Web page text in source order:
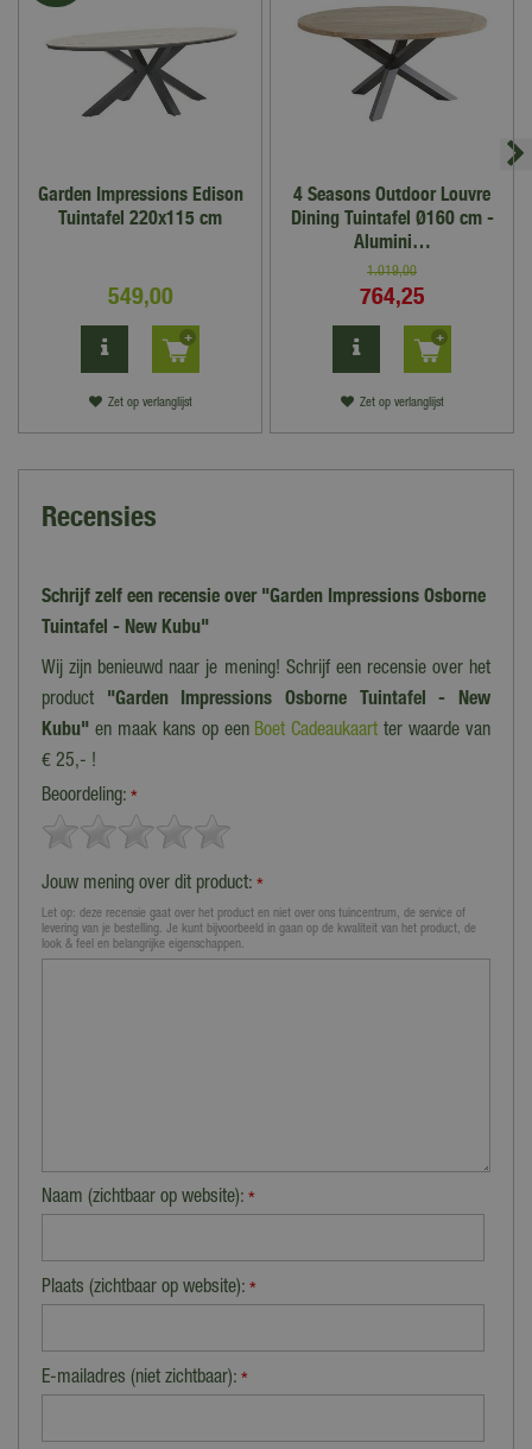
Garden Impressions Edison
Tuintafel 220x115 cm
549,00
Zet op verlanglijst
4 Seasons Outdoor Louvre
Dining Tuintafel Ø160 cm -
Alumini…
1.019,00
764,25
Zet op verlanglijst
Recensies
Schrijf zelf een recensie over "Garden Impressions Osborne
Tuintafel - New Kubu"
Wij zijn benieuwd naar je mening! Schrijf een recensie over het
product "Garden Impressions Osborne Tuintafel - New
Kubu" en maak kans op een Boet Cadeaukaart ter waarde van
€ 25,- !
Beoordeling: *
Jouw mening over dit product: *
Let op: deze recensie gaat over het product en niet over ons tuincentrum, de service of
levering van je bestelling. Je kunt bijvoorbeeld in gaan op de kwaliteit van het product, de
look & feel en belangrijke eigenschappen.
Naam (zichtbaar op website): *
Plaats (zichtbaar op website): *
E-mailadres (niet zichtbaar): *